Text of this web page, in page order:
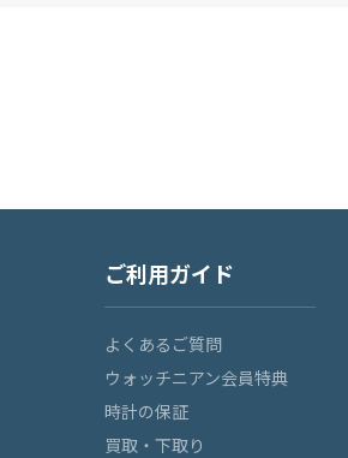
ご利用ガイド
よくあるご質問
ウォッチニアン会員特典
時計の保証
買取・下取り